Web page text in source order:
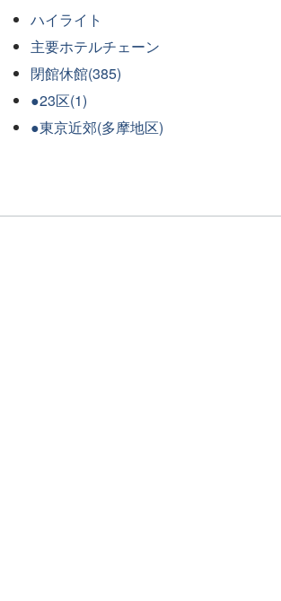
ハイライト
主要ホテルチェーン
閉館休館(385)
●23区(1)
●東京近郊(多摩地区)